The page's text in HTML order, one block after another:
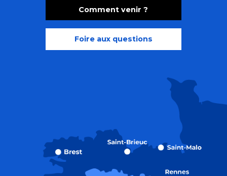
Comment venir ?
Foire aux questions